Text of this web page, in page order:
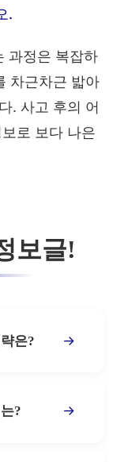
.
과정은 복잡하
차근차근 밟아
. 사고 후의 어
로 보다 나은
보글!
은? →
? →